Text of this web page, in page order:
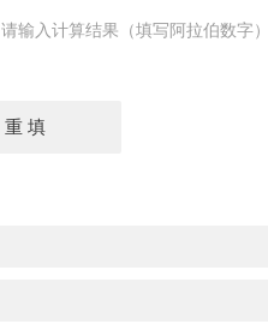
请输入计算结果（填写阿拉伯数字